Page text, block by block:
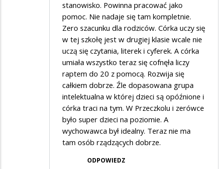
stanowisko. Powinna pracować jako
pomoc. Nie nadaje się tam kompletnie.
Zero szacunku dla rodziców. Córka uczy się
w tej szkołę jest w drugiej klasie wcale nie
uczą się czytania, literek i cyferek. A córka
umiała wszystko teraz się cofnęła liczy
raptem do 20 z pomocą. Rozwija się
całkiem dobrze. Źle dopasowana grupa
intelektualna w której dzieci są opóźnione i
córka traci na tym. W Przeczkolu i zerówce
było super dzieci na poziomie. A
wychowawca był idealny. Teraz nie ma
tam osób rządzących dobrze.
ODPOWIEDZ